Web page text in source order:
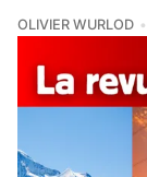
OLIVIER WURLOD